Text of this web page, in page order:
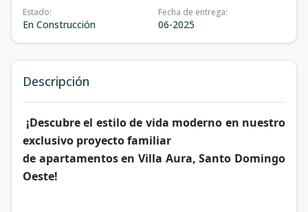
Estado:
En Construcción
Fecha de entrega:
06-2025
Descripción
¡Descubre el estilo de vida moderno en nuestro
exclusivo proyecto familiar
de apartamentos en Villa Aura, Santo Domingo
Oeste!